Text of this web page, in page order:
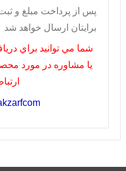
پس از پرداخت مبلغ و
برايتان ارسال خواهد شد
شما مي توانيد براي
يا مشاوره در مورد